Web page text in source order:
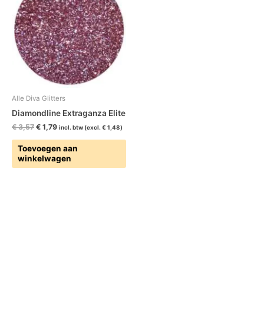
Alle Diva Glitters
Diamondline Extraganza Elite
€3,57
€ 3,57.
€ 1,79
€ 1,79.
incl. btw (excl. € 1,48)
Toevoegen aan
winkelwagen